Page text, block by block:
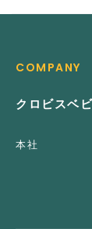
COMPANY
クロビスベ
本社